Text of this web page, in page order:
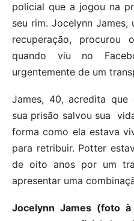
policial que a jogou na
seu rim. Jocelynn
recuperação, procurou
quando viu no
urgentemente de um
James, 40, acredita
sua prisão salvou sua
forma como ela estava
para retribuir. Potter
de oito anos por um
apresentar uma
Jocelynn James (foto